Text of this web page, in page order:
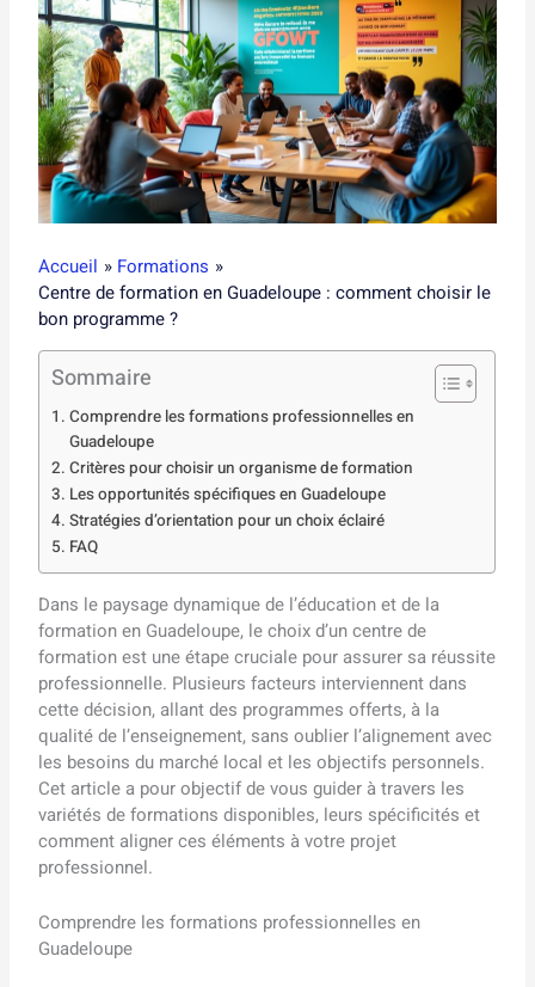
Accueil
Formations
Centre de formation en Guadeloupe : comment choisir le
bon programme ?
Sommaire
Comprendre les formations professionnelles en
Guadeloupe
Critères pour choisir un organisme de formation
Les opportunités spécifiques en Guadeloupe
Stratégies d’orientation pour un choix éclairé
FAQ
Dans le paysage dynamique de l’éducation et de la
formation en Guadeloupe, le choix d’un centre de
formation est une étape cruciale pour assurer sa réussite
professionnelle. Plusieurs facteurs interviennent dans
cette décision, allant des programmes offerts, à la
qualité de l’enseignement, sans oublier l’alignement avec
les besoins du marché local et les objectifs personnels.
Cet article a pour objectif de vous guider à travers les
variétés de formations disponibles, leurs spécificités et
comment aligner ces éléments à votre projet
professionnel.
Comprendre les formations professionnelles en
Guadeloupe